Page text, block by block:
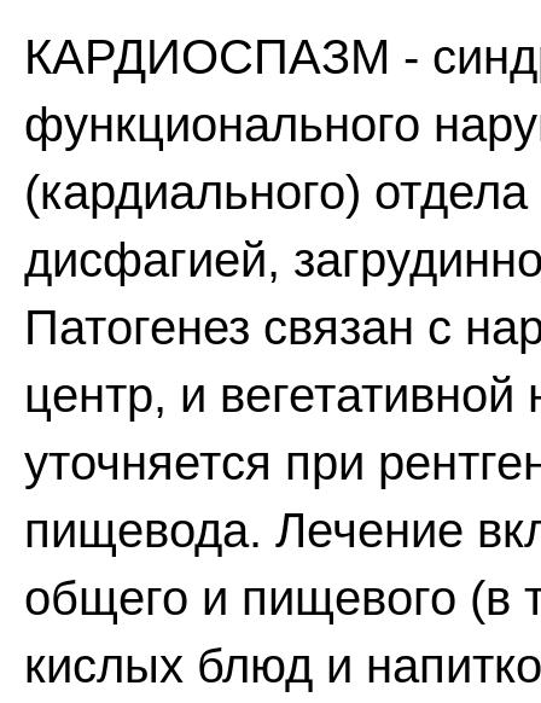
КАРДИОСПАЗМ -
функционального
(кардиального)
дисфагией,
Патогенез связан с
центр, и
уточняется при
пищевода. Лечение
общего и пищевого (в
кислых блюд и